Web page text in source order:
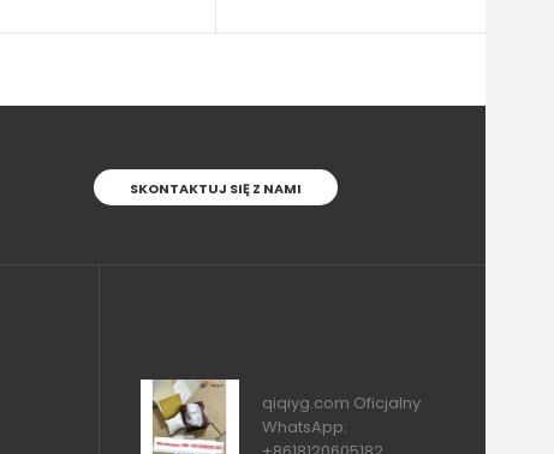
SKONTAKTUJ SIĘ Z NAMI
qiqiyg.com Oficjalny
WhatsApp: